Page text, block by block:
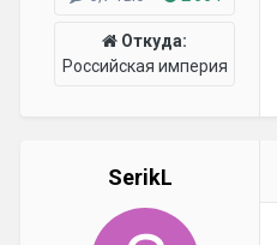
Откуда:
Российская империя
SerikL